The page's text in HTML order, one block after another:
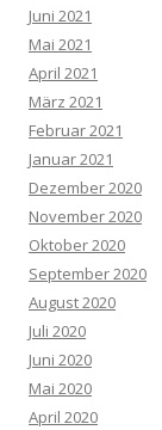
Juni 2021
Mai 2021
April 2021
März 2021
Februar 2021
Januar 2021
Dezember 2020
November 2020
Oktober 2020
September 2020
August 2020
Juli 2020
Juni 2020
Mai 2020
April 2020